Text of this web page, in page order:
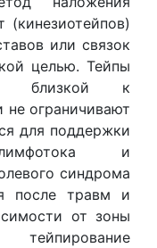
(кинезиотейпов)
или связок
целью. Тейпы
близкой к
ограничивают
для поддержки
и
синдрома
после травм и
от зоны